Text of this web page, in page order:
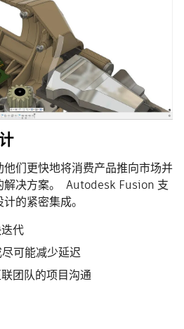
们更快地将消费产品推向市场并
解决方案。 Autodesk Fusion 支
的紧密集成。
代
尽可能减少延迟
团队的项目沟通